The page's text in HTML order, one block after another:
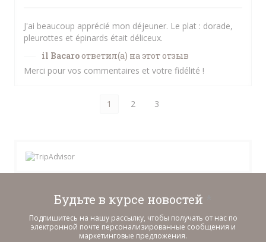
J'ai beaucoup apprécié mon déjeuner. Le plat : dorade,
pleurottes et épinards était déliceux.
il Bacaroответил(а) на этот отзыв
Merci pour vos commentaires et votre fidélité !
1 2 3
Будьте в курсе новостей
Подпишитесь на нашу рассылку, чтобы получать от нас по
электронной почте персонализированные сообщения и
маркетинговые предложения.